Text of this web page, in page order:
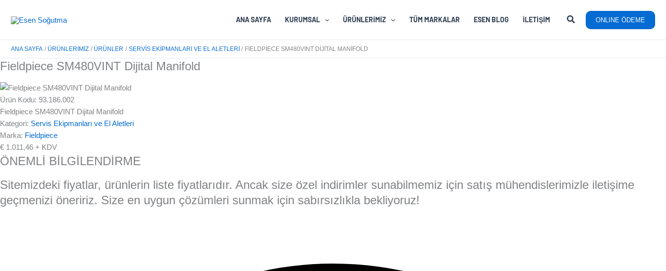
ANA SAYFA KURUMSAL ÜRÜNLERIMIZ TÜM MARKALAR ESEN BLOG İLETIŞIM ONLINE ÖDEME
ANA SAYFA ÜRÜNLERIMIZ ÜRÜNLER SERVIS EKIPMANLARI VE EL ALETLERI FIELDPIECE SM480VINT DIJITAL MANIFOLD
Fieldpiece SM480VINT Dijital Manifold
Ürün Kodu: 93.186.002
Fieldpiece SM480VINT Dijital Manifold
Kategori: Servis Ekipmanları ve El Aletleri
Marka: Fieldpiece
€ 1.011,46 + KDV
ÖNEMLİ BİLGİLENDİRME
Sitemizdeki fiyatlar, ürünlerin liste fiyatlarıdır. Ancak size özel indirimler sunabilmemiz için satış mühendislerimizle iletişime
geçmenizi öneririz. Size en uygun çözümleri sunmak için sabırsızlıkla bekliyoruz!